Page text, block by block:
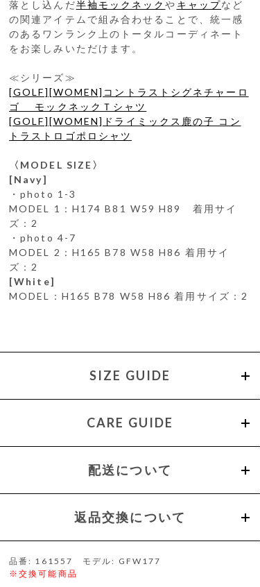
落とし込んだ半袖モックネックや キャップなど
の関連アイテムで組み合わせることで、統一感
のあるワンランク上のトータルコーディネート
をお楽しみいただけます。
≪シリーズ≫
[GOLF][WOMEN]コントラストシグネチャーロ
ゴ モックネックＴシャツ
[GOLF][WOMEN]ドライミックス鹿の子 コン
トラストロゴポロシャツ
〈MODEL SIZE〉
[Navy]
・photo 1-3
MODEL 1：H174 B81 W59 H89 着用サイ
ズ：2
・photo 4-7
MODEL 2：H165 B78 W58 H86 着用サイ
ズ：2
[White]
MODEL：H165 B78 W58 H86 着用サイズ：2
SIZE GUIDE
CARE GUIDE
配送について
返品交換について
品番: 161557 モデル: GFW177
※交換可能商品